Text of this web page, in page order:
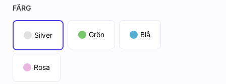
FÄRG
Silver Grön Blå
Rosa